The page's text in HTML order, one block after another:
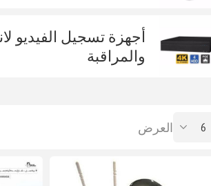
أجهزة تسجيل الفيديو
والمراقبة
العرض